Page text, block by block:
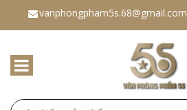
vanphongpham5s.68@gmail.com